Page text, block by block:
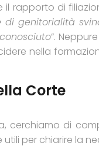
il rapporto di
di genitorialità
”.
nella
Corte
cerchiamo di
per chiarire la